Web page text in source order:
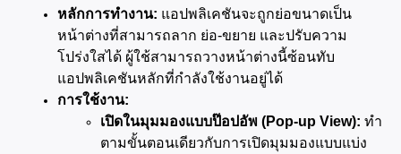
หลักการทำงาน: แอปพลิเคชันจะถูกย่อขนาดเป็น
หน้าต่างที่สามารถลาก ย่อ-ขยาย และปรับความ
โปร่งใสได้ ผู้ใช้สามารถวางหน้าต่างนี้ซ้อนทับ
แอปพลิเคชันหลักที่กำลังใช้งานอยู่ได้
การใช้งาน:
เปิดในมุมมองแบบป๊อปอัพ (Pop-up View): ทำ
ตามขั้นตอนเดียวกับการเปิดมุมมองแบบแบ่ง